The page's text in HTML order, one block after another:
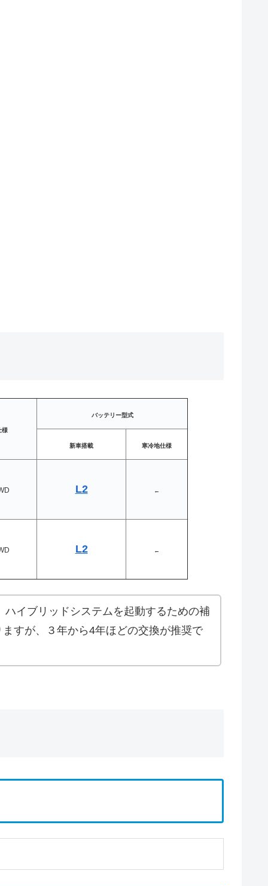
様
バッテリー型式
新車搭載 寒冷地仕様
L2 ←
L2 ←
イブリッドシステムを起動するための補
すが、３年から4年ほどの交換が推奨で